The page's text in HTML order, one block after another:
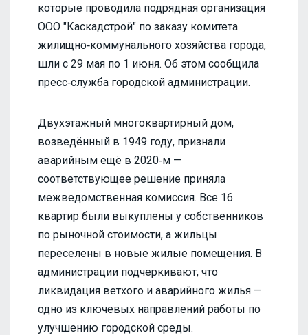
которые проводила подрядная организация
ООО "Каскадстрой" по заказу комитета
жилищно‑коммунального хозяйства города,
шли с 29 мая по 1 июня. Об этом сообщила
пресс‑служба городской администрации.
Двухэтажный многоквартирный дом,
возведённый в 1949 году, признали
аварийным ещё в 2020‑м —
соответствующее решение приняла
межведомственная комиссия. Все 16
квартир были выкуплены у собственников
по рыночной стоимости, а жильцы
переселены в новые жилые помещения. В
администрации подчеркивают, что
ликвидация ветхого и аварийного жилья —
одно из ключевых направлений работы по
улучшению городской среды.